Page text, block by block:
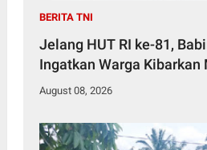
BERITA TNI
Jelang HUT RI ke-81,
Ingatkan Warga Kibarkan
August 08, 2026